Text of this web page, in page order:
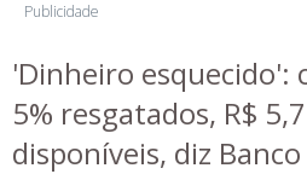
Publicidade
'Dinheiro esquecido':
5% resgatados, R$
disponíveis, diz